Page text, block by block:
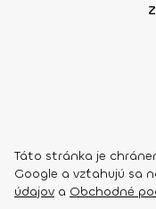
Táto stránka je
Google a vzťahujú sa
údajov a Obchodné